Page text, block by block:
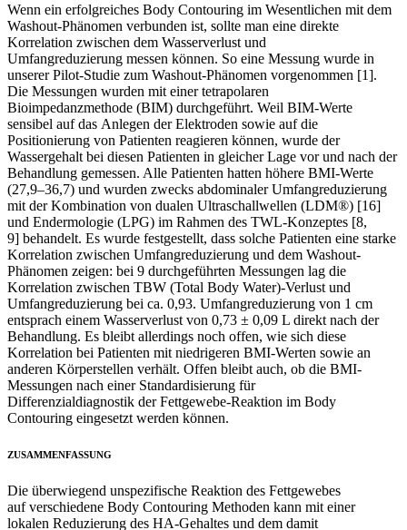
Wenn ein erfolgreiches Body Contouring im Wesentlichen mit dem
Washout-Phänomen verbunden ist, sollte man eine direkte
Korrelation zwischen dem Wasserverlust und
Umfangreduzierung messen können. So eine Messung wurde in
unserer Pilot-Studie zum Washout-Phänomen vorgenommen [1].
Die Messungen wurden mit einer tetrapolaren
Bioimpedanzmethode (BIM) durchgeführt. Weil BIM-Werte
sensibel auf das Anlegen der Elektroden sowie auf die
Positionierung von Patienten reagieren können, wurde der
Wassergehalt bei diesen Patienten in gleicher Lage vor und nach der
Behandlung gemessen. Alle Patienten hatten höhere BMI-Werte
(27,9–36,7) und wurden zwecks abdominaler Umfangreduzierung
mit der Kombination von dualen Ultraschallwellen (LDM®) [16]
und Endermologie (LPG) im Rahmen des TWL-Konzeptes [8,
9] behandelt. Es wurde festgestellt, dass solche Patienten eine starke
Korrelation zwischen Umfangreduzierung und dem Washout-
Phänomen zeigen: bei 9 durchgeführten Messungen lag die
Korrelation zwischen TBW (Total Body Water)-Verlust und
Umfangreduzierung bei ca. 0,93. Umfangreduzierung von 1 cm
entsprach einem Wasserverlust von 0,73 ± 0,09 L direkt nach der
Behandlung. Es bleibt allerdings noch offen, wie sich diese
Korrelation bei Patienten mit niedrigeren BMI-Werten sowie an
anderen Körperstellen verhält. Offen bleibt auch, ob die BMI-
Messungen nach einer Standardisierung für
Differenzialdiagnostik der Fettgewebe-Reaktion im Body
Contouring eingesetzt werden können.
ZUSAMMENFASSUNG
Die überwiegend unspezifische Reaktion des Fettgewebes
auf verschiedene Body Contouring Methoden kann mit einer
lokalen Reduzierung des HA-Gehaltes und dem damit